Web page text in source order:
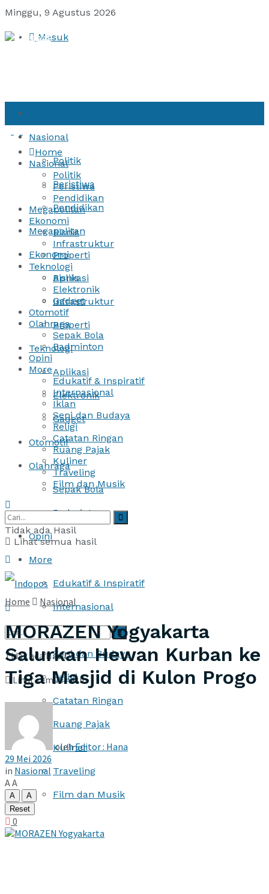
Minggu, 9 Agustus 2026
Masuk
Nasional
Politik
Peristiwa
Pendidikan
Megapolitan
Ekonomi
Bisnis
Infrastruktur
Properti
Teknologi
Aplikasi
Elektronik
Gadget
Otomotif
Olahraga
Sepak Bola
Badminton
Opini
More
Edukatif & Inspiratif
Internasional
Iklan
Seni dan Budaya
Religi
Catatan Ringan
Ruang Pajak
Kuliner
Traveling
Film dan Musik
Home
Nasional
Politik
Peristiwa
Pendidikan
Megapolitan
Ekonomi
Bisnis
Infrastruktur
Properti
Teknologi
Aplikasi
Elektronik
Gadget
Otomotif
Olahraga
Sepak Bola
Badminton
Opini
More
Edukatif & Inspiratif
Internasional
Iklan
Seni dan Budaya
Religi
Catatan Ringan
Ruang Pajak
Kuliner
Traveling
Film dan Musik
Tidak ada Hasil
Lihat semua hasil
Tidak ada Hasil
Lihat semua hasil
Home Nasional
MORAZEN Yogyakarta
Salurkan Hewan Kurban ke
Tiga Masjid di Kulon Progo
olehEditor : Hana
29 Mei 2026
in Nasional
AA
A
A
Reset
0